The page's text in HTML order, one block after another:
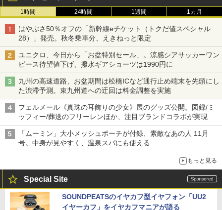
1時間 24時間 1週間 1カ月
はやぶさ50％オフの「新幹線eチケット（トクだ値スペシャル
28）」発売。秋冬乗車分、えきねっと限定
ユニクロ、今日から「お盆特別セール」。涼感シアサッカーワン
ピース待望値下げ、撥水ギアショーツは1990円に
九州の高速道路、お盆期間は松橋ICなど通行止め端末を先頭にし
た渋滞予測。東九州道への迂回は料金調整を実施
フェルメール《真珠の耳飾りの少女》展のグッズ公開。図録/ミ
ッフィー/葬送のフリーレンほか、注目ブランドコラボが実現
「ムーミン」大小メッシュポーチが付録、素敵なあの人 11月
号。中身が見やすく、温泉スパにも使える
もっと見る
Special Site
SOUNDPEATSのイヤカフ型イヤフォン「UU2
イヤーカフ」をイヤカフマニアが語る